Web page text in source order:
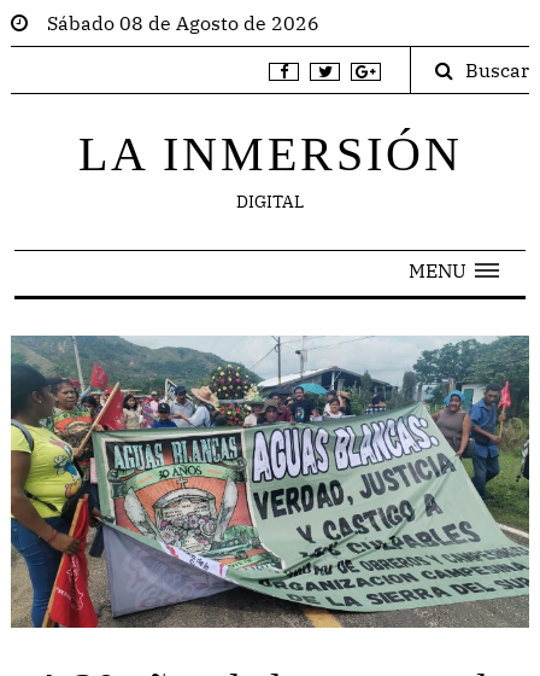
Sábado 08 de Agosto de 2026
Buscar
LA INMERSIÓN
DIGITAL
MENU